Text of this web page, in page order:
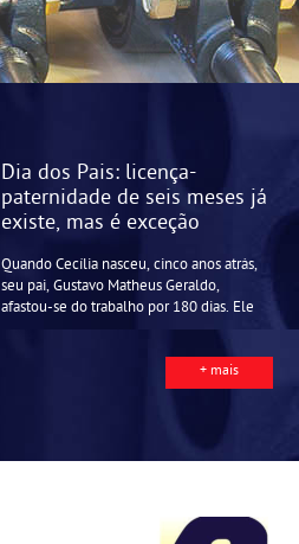
Dia dos Pais: licença-
paternidade de seis meses já
existe, mas é exceção
Quando Cecília nasceu, cinco anos atrás,
seu pai, Gustavo Matheus Geraldo,
afastou-se do trabalho por 180 dias. Ele
+ mais